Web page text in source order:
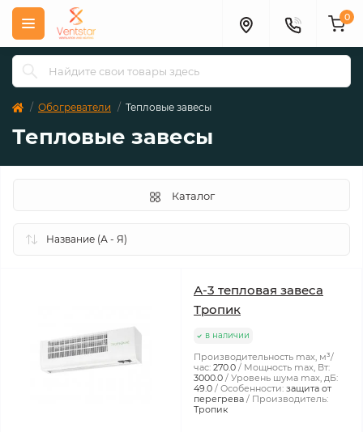
0
Обогреватели Тепловые завесы
Тепловые завесы
Каталог
А-3 тепловая завеса
Тропик
в наличии
Производительность max, м³/
час: 270.0
Мощность max, Вт:
3000.0
Уровень шума max, дБ:
49.0
Особенности: защита от
перегрева
Производитель:
Тропик